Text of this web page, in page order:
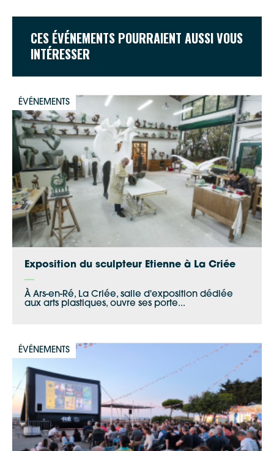
CES ÉVÉNEMENTS POURRAIENT AUSSI VOUS
INTÉRESSER
ÉVÉNEMENTS
Exposition du sculpteur Etienne à La Criée
À Ars-en-Ré, La Criée, salle d'exposition dédiée
aux arts plastiques, ouvre ses porte...
ÉVÉNEMENTS
ShareThis is disabled. Allow
Google Maps
Apple Plans
Waze